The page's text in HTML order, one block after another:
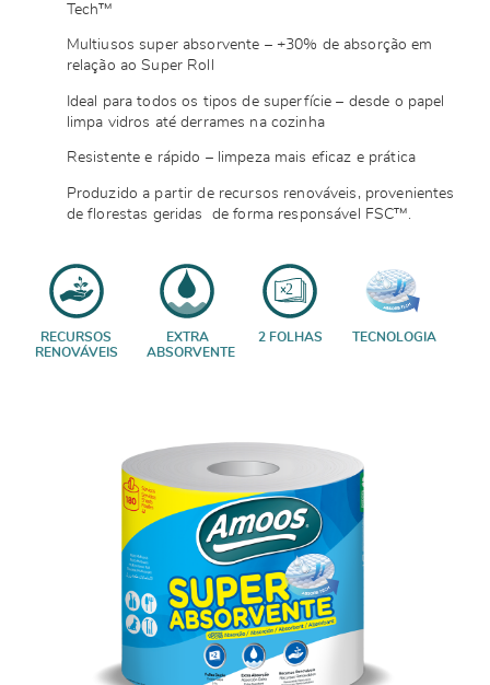
Tech™
Multiusos super absorvente – +30% de absorção em
relação ao Super Roll
Ideal para todos os tipos de superfície – desde o papel
limpa vidros até derrames na cozinha
Resistente e rápido – limpeza mais eficaz e prática
Produzido a partir de recursos renováveis, provenientes
de florestas geridas de forma responsável FSC™.
RECURSOS
RENOVÁVEIS
EXTRA
ABSORVENTE
2 FOLHAS TECNOLOGIA